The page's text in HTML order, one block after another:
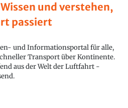
Wissen und verstehen,
passiert
und Informationsportal für alle,
Transport über Kontinente.
aus der Welt der Luftfahrt -